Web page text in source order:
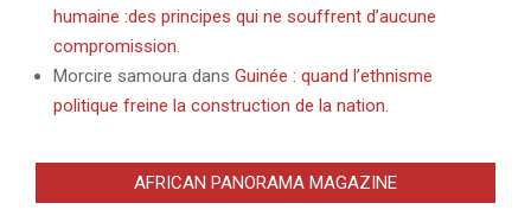
humaine :des principes qui ne souffrent d’aucune
compromission.
Morcire samoura dans Guinée : quand l’ethnisme
politique freine la construction de la nation.
AFRICAN PANORAMA MAGAZINE